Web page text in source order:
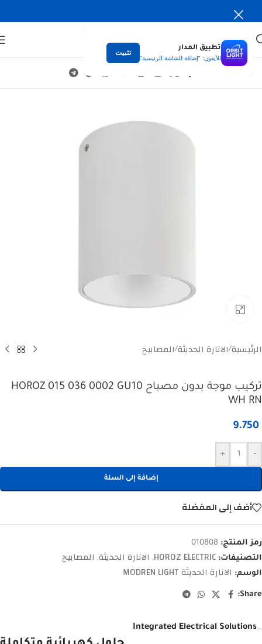
تطبيق المدار
للآيفون: "إضافة للشاشة الرئيسية"
تثبيت
Click to enlarge
الرئيسية/الانارة الحديثة/المصابيح
تركيب موجة بدون مصباح HOROZ 015 036 0002 GU10
WH RN
9.750
-
+
إضافة إلى السلة
أضف إلى المفضلة
رمز المنتج: 010808
التصنيفات: HOROZ ELECTRIC
, الانارة الحديثة, المصابيح
الوسم: الانارة الحديثة MODREN LIGHT
Share:
Integrated Electrical Solutions